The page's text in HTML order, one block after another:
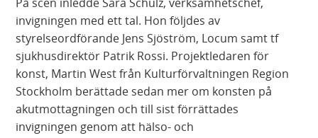
På scen inledde Sara Schulz, verksamhetschef,
invigningen med ett tal. Hon följdes av
styrelseordförande Jens Sjöström, Locum samt tf
sjukhusdirektör Patrik Rossi. Projektledaren för
konst, Martin West från Kulturförvaltningen Region
Stockholm berättade sedan mer om konsten på
akutmottagningen och till sist förrättades
invigningen genom att hälso- och